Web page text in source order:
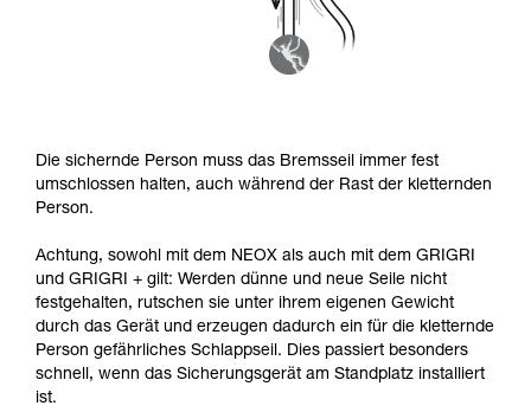
Die sichernde Person muss das Bremsseil immer fest
umschlossen halten, auch während der Rast der kletternden
Person.
Achtung, sowohl mit dem NEOX als auch mit dem GRIGRI
und GRIGRI + gilt: Werden dünne und neue Seile nicht
festgehalten, rutschen sie unter ihrem eigenen Gewicht
durch das Gerät und erzeugen dadurch ein für die kletternde
Person gefährliches Schlappseil. Dies passiert besonders
schnell, wenn das Sicherungsgerät am Standplatz installiert
ist.